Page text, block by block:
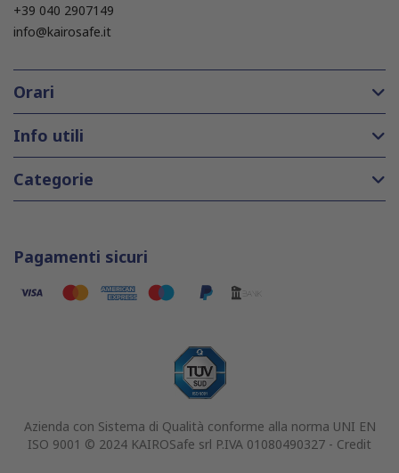
+39 040 2907149
info@kairosafe.it
Orari
Info utili
Categorie
Pagamenti sicuri
Azienda con Sistema di Qualità conforme alla norma UNI EN
ISO 9001 © 2024 KAIROSafe srl P.IVA 01080490327 - Credit